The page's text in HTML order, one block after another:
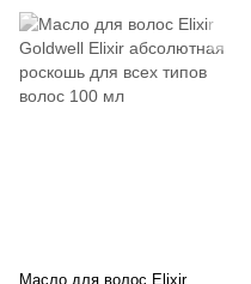
Масло для волос Elixir